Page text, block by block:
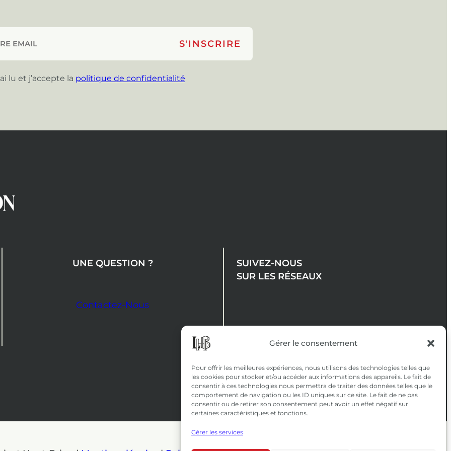
Gérer le consentement
Pour offrir les meilleures expériences, nous utilisons des technologies telles que
les cookies pour stocker et/ou accéder aux informations des appareils. Le fait de
consentir à ces technologies nous permettra de traiter des données telles que le
comportement de navigation ou les ID uniques sur ce site. Le fait de ne pas
consentir ou de retirer son consentement peut avoir un effet négatif sur
certaines caractéristiques et fonctions.
Gérer les services
lu et j’accepte la politique de confidentialité
UNE QUESTION ?
Contactez-Nous
SUIVEZ-NOUS
SUR LES RÉSEAUX